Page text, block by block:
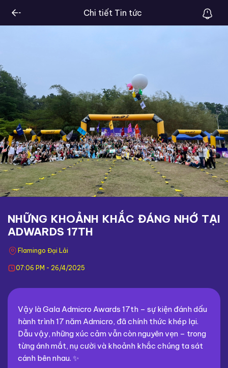
Chi tiết Tin tức
NHỮNG KHOẢNH KHẮC ĐÁNG NHỚ TẠI
ADWARDS 17TH
Flamingo Đại Lải
07:06 PM - 26/4/2025
Vậy là Gala Admicro Awards 17th – sự kiện đánh dấu
hành trình 17 năm Admicro, đã chính thức khép lại.
Dẫu vậy, những xúc cảm vẫn còn nguyên vẹn – trong
từng ánh mắt, nụ cười và khoảnh khắc chúng ta sát
cánh bên nhau. ✨